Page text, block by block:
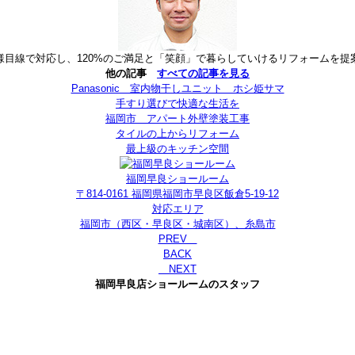
目線で対応し、120%のご満足と「笑顔」で暮らしていけるリフォームを提
他の記事 すべての記事を見る
Panasonic 室内物干しユニット ホシ姫サマ
手すり選びで快適な生活を
福岡市 アパート外壁塗装工事
タイルの上からリフォーム
最上級のキッチン空間
福岡早良ショールーム
〒814-0161 福岡県福岡市早良区飯倉5-19-12
対応エリア
福岡市（西区・早良区・城南区）、糸島市
PREV
BACK
NEXT
福岡早良店ショールームのスタッフ